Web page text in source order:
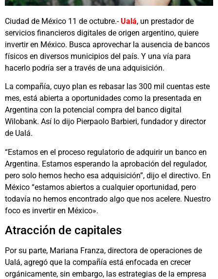
Ciudad de México 11 de octubre.-Ualá, un prestador de
servicios financieros digitales de origen argentino, quiere
invertir en México. Busca aprovechar la ausencia de bancos
físicos en diversos municipios del país. Y una vía para
hacerlo podría ser a través de una adquisición.
La compañía, cuyo plan es rebasar las 300 mil cuentas este
mes, está abierta a oportunidades como la presentada en
Argentina con la potencial compra del banco digital
Wilobank. Así lo dijo Pierpaolo Barbieri, fundador y director
de Ualá.
“Estamos en el proceso regulatorio de adquirir un banco en
Argentina. Estamos esperando la aprobación del regulador,
pero solo hemos hecho esa adquisición”, dijo el directivo. En
México “estamos abiertos a cualquier oportunidad, pero
todavía no hemos encontrado algo que nos acelere. Nuestro
foco es invertir en México».
Atracción de capitales
Por su parte, Mariana Franza, directora de operaciones de
Ualá, agregó que la compañía está enfocada en crecer
orgánicamente, sin embargo, las estrategias de la empresa